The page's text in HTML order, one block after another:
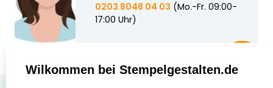
0203 8048 04 03 (Mo.-Fr. 09:00-
17:00 Uhr)
Wilkommen bei Stempelgestalten.de